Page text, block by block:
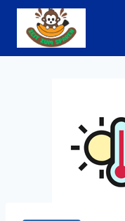
Zum
Inhalt
springen